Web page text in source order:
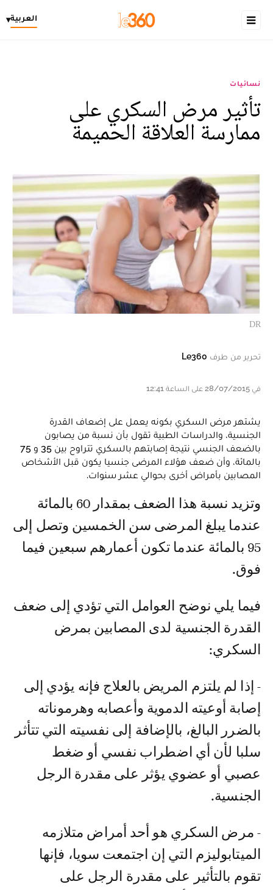
العربية▾
نسائيات
تأثير مرض السكري على
ممارسة العلاقة الحميمة
DR
تحرير من طرف Le360
في 28/07/2015 على الساعة 12:41
يشتهر مرض السكري بكونه يعمل على إضعاف القدرة
الجنسية، والدراسات الطبية تقول بأن نسبة من يصابون
بالضعف الجنسي نتيجة إصابتهم بالسكري تتراوح بين 35 و 75
بالمائة، وأن ضعف هؤلاء المرضى جنسيا يكون قبل الأشخاص
المصابين بأمراض أخرى بحوالي عشر سنوات.
وتزيد نسبة هذا الضعف بمقدار 60 بالمائة
عندما يبلغ المرضى سن الخمسين وتصل إلى
95 بالمائة عندما تكون أعمارهم سبعين فيما
فوق.
فيما يلي نوضح العوامل التي تؤدي إلى ضعف
القدرة الجنسية لدى المصابين بمرض
السكري:
- إذا لم يلتزم المريض بالعلاج فإنه يؤدي إلى
إصابة أوعيته الدموية وأعصابه وهرموناته
بالضرر البالغ، بالإضافة إلى نفسيته التي تتأثر
سلبا لأن أي اضطراب نفسي أو ضغط
عصبي أو عضوي يؤثر على مقدرة الرجل
الجنسية.
- مرض السكري هو أحد أمراض متلازمه
الميتابوليزم التي إن اجتمعت سويا، فإنها
تقوم بالتأثير على مقدرة الرجل على